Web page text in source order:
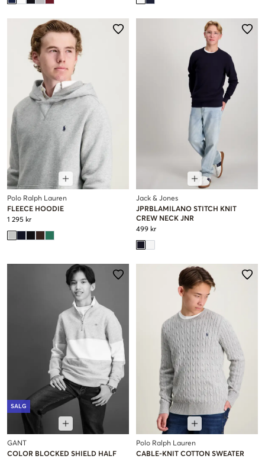
Polo Ralph Lauren
FLEECE HOODIE
1 295 kr
Jack & Jones
JPRBLAMILANO STITCH KNIT
CREW NECK JNR
499 kr
SALG
GANT
COLOR BLOCKED SHIELD HALF
Polo Ralph Lauren
CABLE-KNIT COTTON SWEATER